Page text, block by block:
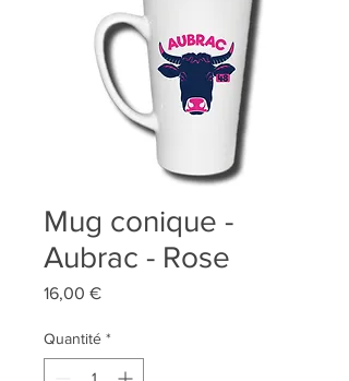
Mug conique -
Aubrac - Rose
16,00 €Prix
Quantité *